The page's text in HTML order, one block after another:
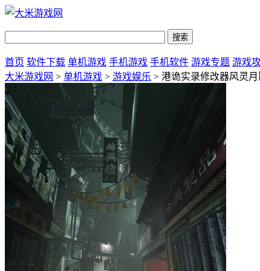
首页 软件下载 单机游戏 手机游戏 手机软件 游戏专题 游戏
大米游戏网 > 单机游戏 > 游戏娱乐 > 港诡实录修改器风灵月